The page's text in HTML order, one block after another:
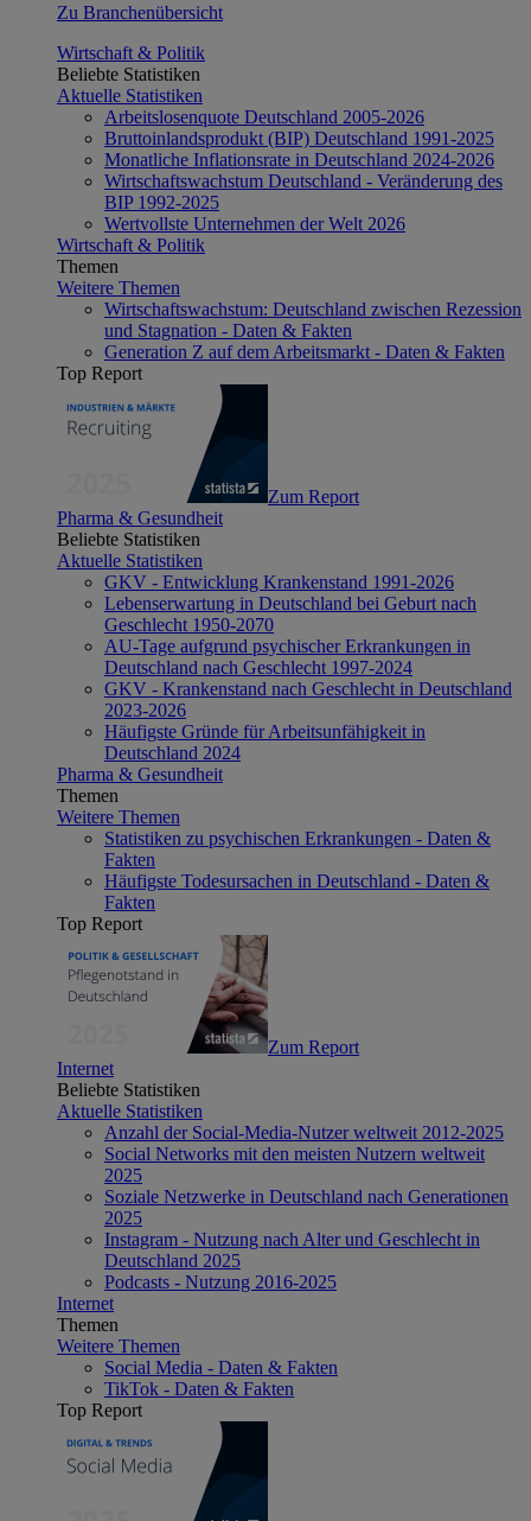
Zu Branchenübersicht
Wirtschaft & Politik
Beliebte Statistiken
Aktuelle Statistiken
Arbeitslosenquote Deutschland 2005-2026
Bruttoinlandsprodukt (BIP) Deutschland 1991-2025
Monatliche Inflationsrate in Deutschland 2024-2026
Wirtschaftswachstum Deutschland - Veränderung des
BIP 1992-2025
Wertvollste Unternehmen der Welt 2026
Wirtschaft & Politik
Themen
Weitere Themen
Wirtschaftswachstum: Deutschland zwischen Rezession
und Stagnation - Daten & Fakten
Generation Z auf dem Arbeitsmarkt - Daten & Fakten
Top Report
Zum Report
Pharma & Gesundheit
Beliebte Statistiken
Aktuelle Statistiken
GKV - Entwicklung Krankenstand 1991-2026
Lebenserwartung in Deutschland bei Geburt nach
Geschlecht 1950-2070
AU-Tage aufgrund psychischer Erkrankungen in
Deutschland nach Geschlecht 1997-2024
GKV - Krankenstand nach Geschlecht in Deutschland
2023-2026
Häufigste Gründe für Arbeitsunfähigkeit in
Deutschland 2024
Pharma & Gesundheit
Themen
Weitere Themen
Statistiken zu psychischen Erkrankungen - Daten &
Fakten
Häufigste Todesursachen in Deutschland - Daten &
Fakten
Top Report
Zum Report
Internet
Beliebte Statistiken
Aktuelle Statistiken
Anzahl der Social-Media-Nutzer weltweit 2012-2025
Social Networks mit den meisten Nutzern weltweit
2025
Soziale Netzwerke in Deutschland nach Generationen
2025
Instagram - Nutzung nach Alter und Geschlecht in
Deutschland 2025
Podcasts - Nutzung 2016-2025
Internet
Themen
Weitere Themen
Social Media - Daten & Fakten
TikTok - Daten & Fakten
Top Report